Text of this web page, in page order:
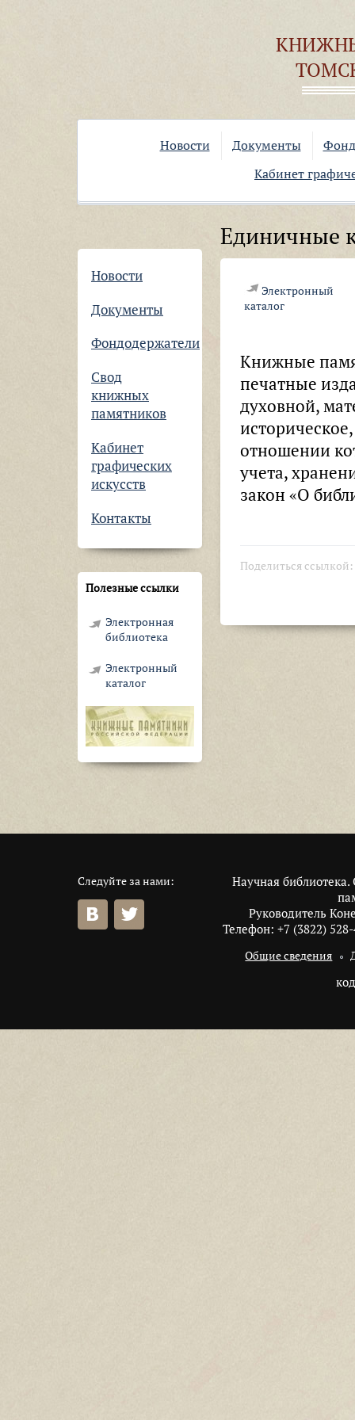
Новости Документы
Кабинет
Новости
Документы
Фондодержатели
Свод
книжных
памятников
Кабинет
графических
искусств
Контакты
Полезные ссылки
Электронная
библиотека
Электронный
каталог
Единичные
Электронный
каталог
Книжные
печатные
духовной,
отношении
учета,
закон «О
Поделиться
Следуйте за нами:
Научная
Руководитель
Телефон: +7 (3822)
Общие сведения